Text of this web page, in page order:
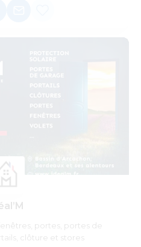
portes, portes de
clôture et stores